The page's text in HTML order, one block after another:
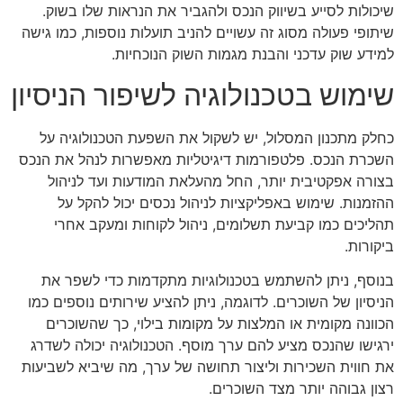
שיכולות לסייע בשיווק הנכס ולהגביר את הנראות שלו בשוק.
שיתופי פעולה מסוג זה עשויים להניב תועלות נוספות, כמו גישה
למידע שוק עדכני והבנת מגמות השוק הנוכחיות.
שימוש בטכנולוגיה לשיפור הניסיון
כחלק מתכנון המסלול, יש לשקול את השפעת הטכנולוגיה על
השכרת הנכס. פלטפורמות דיגיטליות מאפשרות לנהל את הנכס
בצורה אפקטיבית יותר, החל מהעלאת המודעות ועד לניהול
ההזמנות. שימוש באפליקציות לניהול נכסים יכול להקל על
תהליכים כמו קביעת תשלומים, ניהול לקוחות ומעקב אחרי
ביקורות.
בנוסף, ניתן להשתמש בטכנולוגיות מתקדמות כדי לשפר את
הניסיון של השוכרים. לדוגמה, ניתן להציע שירותים נוספים כמו
הכוונה מקומית או המלצות על מקומות בילוי, כך שהשוכרים
ירגישו שהנכס מציע להם ערך מוסף. הטכנולוגיה יכולה לשדרג
את חווית השכירות וליצור תחושה של ערך, מה שיביא לשביעות
רצון גבוהה יותר מצד השוכרים.